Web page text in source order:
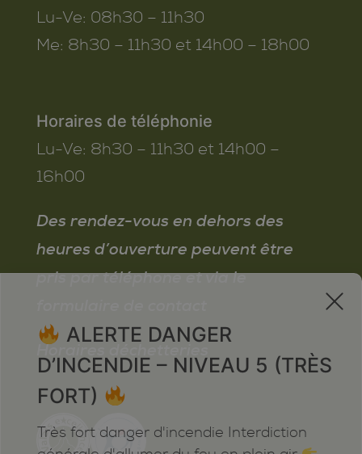
Lu-Ve: 08h30 – 11h30
Me: 8h30 – 11h30 et 14h00 – 18h00
Horaires de téléphonie
Lu-Ve: 8h30 – 11h30 et 14h00 –
16h00
Des rendez-vous en dehors des
heures d’ouverture peuvent être
pris par téléphone et via le
Horaires déchetteries
x
ALERTE DANGER
D’INCENDIE – NIVEAU 5 (TRÈS
FORT)
Très fort danger d'incendie Interdiction